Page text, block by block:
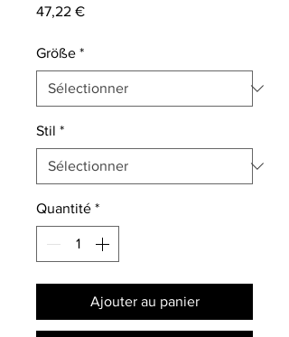
47,22 €Prix
Größe *
Stil *
Quantité *
Ajouter au panier